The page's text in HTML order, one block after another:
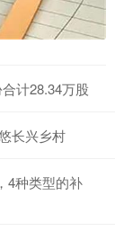
计28.34万股
长兴乡村
4种类型的补